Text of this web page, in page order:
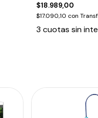
$18.989,00
$17.090,10 con
3 cuotas sin